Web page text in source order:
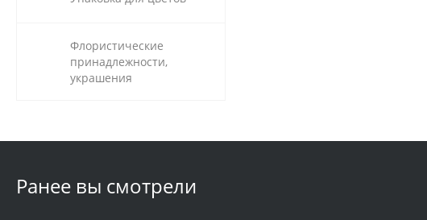
Флористические
принадлежности,
украшения
Ранее вы смотрели